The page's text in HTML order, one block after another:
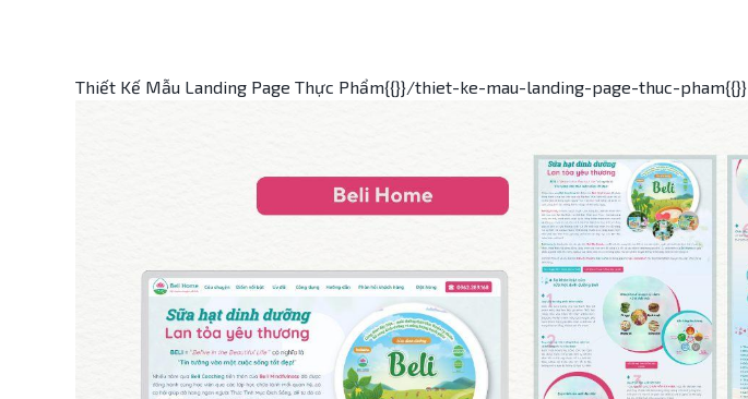
Thiết Kế Mẫu Landing Page Thực Phẩm{{}}/thiet-ke-mau-landing-page-thuc-pham{{}}